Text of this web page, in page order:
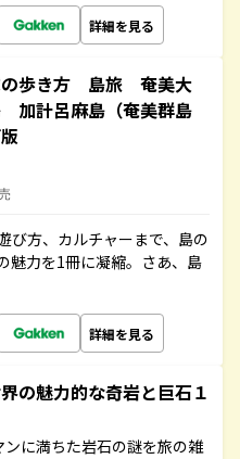
詳細を見る
歩き方 島旅 奄美大
計呂麻島（奄美群島
方、カルチャーまで、島の
魅力を1冊に凝縮。さあ、島
詳細を見る
の魅力的な奇岩と巨石１
に満ちた岩石の謎を旅の雑